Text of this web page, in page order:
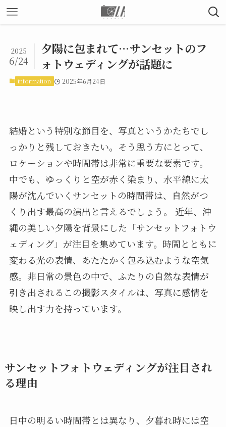
夕陽に包まれて…サンセットのフ
ォトウェディングが話題に
2025
6/24
information 2025年6月24日
結婚という特別な節目を、写真というかたちでし
っかりと残しておきたい。そう思う方にとって、
ロケーションや時間帯は非常に重要な要素です。
中でも、ゆっくりと空が赤く染まり、水平線に太
陽が沈んでいくサンセットの時間帯は、自然がつ
くり出す最高の演出と言えるでしょう。 近年、沖
縄の美しい夕陽を背景にした「サンセットフォトウ
ェディング」が注目を集めています。時間とともに
変わる光の表情、あたたかく包み込むような空気
感。非日常の景色の中で、ふたりの自然な表情が
引き出されるこの撮影スタイルは、写真に感情を
映し出す力を持っています。
サンセットフォトウェディングが注目され
る理由
日中の明るい時間帯とは異なり、夕暮れ時には空